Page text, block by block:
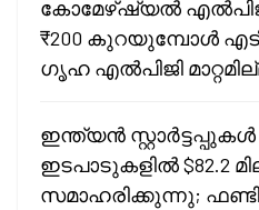
കോമേഴ്ഷ്യൽ
₹200 കുറയുമ്പോൾ
ഗൃഹ എൽപിജി
ഇന്ത്യൻ
ഇടപാടുകളിൽ $82.2
സമാഹരിക്കുന്നു;